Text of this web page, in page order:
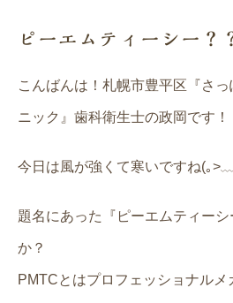
ピーエムティーシー？
こんばんは！札幌市豊平区『さ
ニック』歯科衛生士の政岡です！
今日は風が強くて寒いですね(｡
題名にあった『ピーエムティー
か？
PMTCとはプロフェッショナルメ